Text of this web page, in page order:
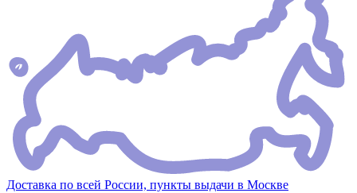
Доставка по всей России, пункты выдачи в Москве